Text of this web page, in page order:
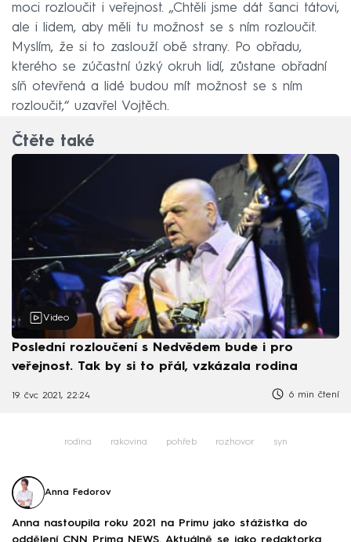
moci rozloučit i veřejnost. „Chtěli jsme dát šanci tátovi,
ale i lidem, aby měli tu možnost se s ním rozloučit.
Myslím, že si to zaslouží obě strany. Po obřadu,
kterého se zúčastní úzký okruh lidí, zůstane obřadní
síň otevřená a lidé budou mít možnost se s ním
rozloučit,“ uzavřel Vojtěch.
Čtěte také
Video
Poslední rozloučení s Nedvědem bude i pro
veřejnost. Tak by si to přál, vzkázala rodina
19. čvc 2021, 22:24 6 min čtení
rodina rakovina pohřeb rozhovor syn
Anna Fedorov
Anna nastoupila roku 2021 na Primu jako stážistka do
oddělení CNN Prima NEWS. Aktuálně se jako redaktorka